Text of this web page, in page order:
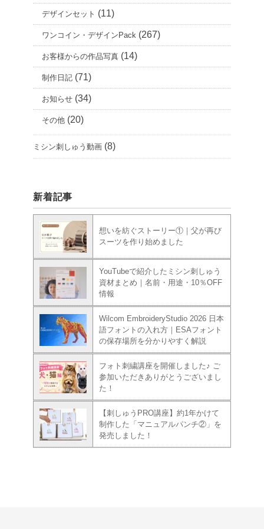
デザインセット (11)
ワンコイン・デザインPack (267)
お客様からの作品写真 (14)
制作日記 (71)
お知らせ (34)
その他 (20)
ミシン刺しゅう動画 (8)
新着記事
想いを紡ぐストーリー①｜父が再び
スーツを作り始めました
YouTubeで紹介したミシン刺しゅう
資材まとめ｜名前・用途・10％OFF
情報
Wilcom EmbroideryStudio 2026 日本
語フォントの入れ方｜ESAフォント
の保存場所を分かりやすく解説
フォト刺繍講座を開催しました♪ ご
参加いただきありがとうございまし
た！
【刺しゅうPRO講座】約1年かけて
制作した「マニュアルパンチ②」を
発売しました！